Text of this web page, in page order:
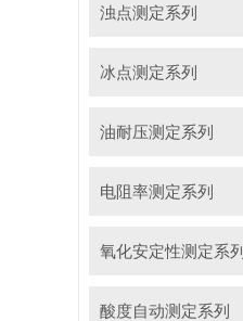
浊点测定系列
冰点测定系列
油耐压测定系列
电阻率测定系列
氧化安定性测定系列
酸度自动测定系列